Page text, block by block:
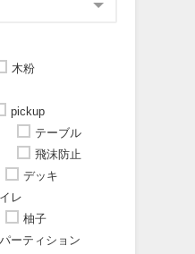
木粉
pickup
テーブル
飛沫防止
デッキ
レ
柚子
パーティション